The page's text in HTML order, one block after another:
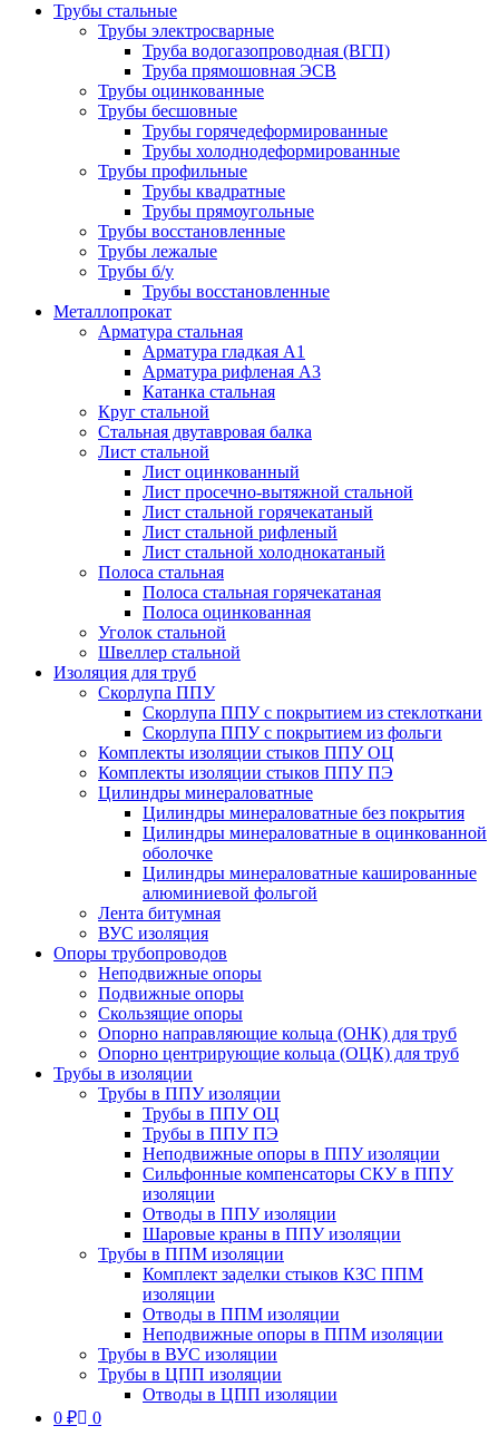
Трубы стальные
Трубы электросварные
Труба водогазопроводная (ВГП)
Труба прямошовная ЭСВ
Трубы оцинкованные
Трубы бесшовные
Трубы горячедеформированные
Трубы холоднодеформированные
Трубы профильные
Трубы квадратные
Трубы прямоугольные
Трубы восстановленные
Трубы лежалые
Трубы б/у
Трубы восстановленные
Металлопрокат
Арматура стальная
Арматура гладкая А1
Арматура рифленая А3
Катанка стальная
Круг стальной
Стальная двутавровая балка
Лист стальной
Лист оцинкованный
Лист просечно-вытяжной стальной
Лист стальной горячекатаный
Лист стальной рифленый
Лист стальной холоднокатаный
Полоса стальная
Полоса стальная горячекатаная
Полоса оцинкованная
Уголок стальной
Швеллер стальной
Изоляция для труб
Скорлупа ППУ
Скорлупа ППУ с покрытием из стеклоткани
Скорлупа ППУ с покрытием из фольги
Комплекты изоляции стыков ППУ ОЦ
Комплекты изоляции стыков ППУ ПЭ
Цилиндры минераловатные
Цилиндры минераловатные без покрытия
Цилиндры минераловатные в оцинкованной
оболочке
Цилиндры минераловатные кашированные
алюминиевой фольгой
Лента битумная
ВУС изоляция
Опоры трубопроводов
Неподвижные опоры
Подвижные опоры
Скользящие опоры
Опорно направляющие кольца (ОНК) для труб
Опорно центрирующие кольца (ОЦК) для труб
Трубы в изоляции
Трубы в ППУ изоляции
Трубы в ППУ ОЦ
Трубы в ППУ ПЭ
Неподвижные опоры в ППУ изоляции
Сильфонные компенсаторы СКУ в ППУ
изоляции
Отводы в ППУ изоляции
Шаровые краны в ППУ изоляции
Трубы в ППМ изоляции
Комплект заделки стыков КЗС ППМ
изоляции
Отводы в ППМ изоляции
Неподвижные опоры в ППМ изоляции
Трубы в ВУС изоляции
Трубы в ЦПП изоляции
Отводы в ЦПП изоляции
0 ₽ 0